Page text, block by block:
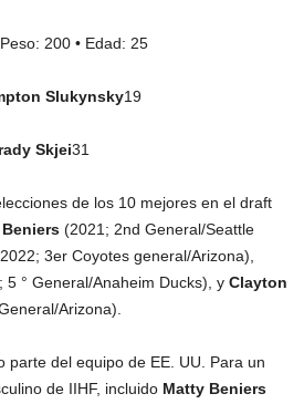
200 • Edad: 25
Slukynsky19
Skjei31
de los 10 mejores en el draft
(2021; 2nd General/Seattle
3er Coyotes general/Arizona),
° General/Anaheim Ducks), y Clayton
Arizona).
parte del equipo de EE. UU. Para un
de IIHF, incluido Matty Beniers